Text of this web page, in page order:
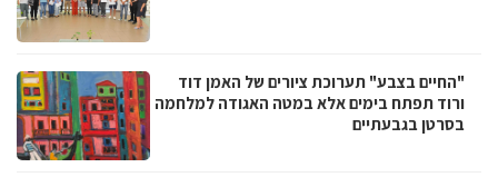
"החיים בצבע" תערוכת ציורים של האמן דוד
ורוד תפתח בימים אלא במטה האגודה למלחמה
בסרטן בגבעתיים